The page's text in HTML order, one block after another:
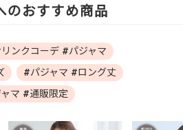
のおすすめ商品
ンクコーデ #パジャマ
#パジャマ #ロング丈
マ #通販限定